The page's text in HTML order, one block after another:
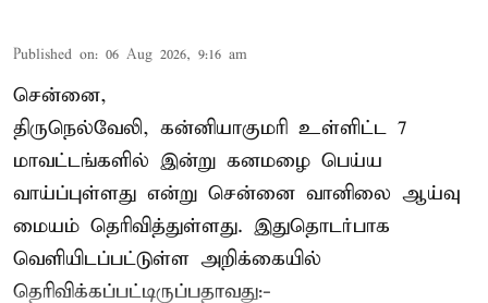
Published on: 06 Aug 2026, 9:16 am
சென்னை,
திருநெல்வேலி, கன்னியாகுமரி உள்ளிட்ட 7
மாவட்டங்களில் இன்று கனமழை பெய்ய
வாய்ப்புள்ளது என்று சென்னை வானிலை ஆய்வு
மையம் தெரிவித்துள்ளது. இதுதொடர்பாக
வெளியிடப்பட்டுள்ள அறிக்கையில்
தெரிவிக்கப்பட்டிருப்பதாவது:-